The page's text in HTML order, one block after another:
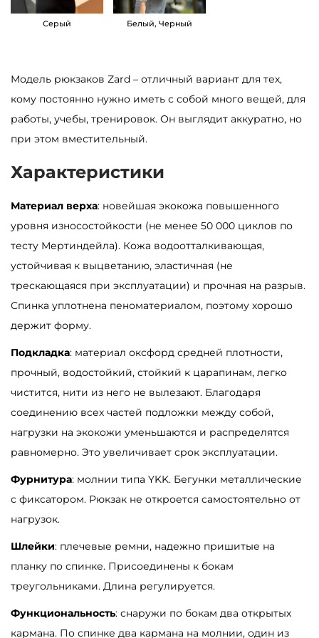
S
b
a
g
Z
r
в
ы
й
Серый Белый, Черный
Модель рюкзаков Zard – отличный вариант для тех,
кому постоянно нужно иметь с собой много вещей, для
работы, учебы, тренировок. Он выглядит аккуратно, но
при этом вместительный.
Характеристики
Материал верха: новейшая экокожа повышенного
уровня износостойкости (не менее 50 000 циклов по
тесту Мертиндейла). Кожа водоотталкивающая,
устойчивая к выцветанию, эластичная (не
трескающаяся при эксплуатации) и прочная на разрыв.
Спинка уплотнена пеноматериалом, поэтому хорошо
держит форму.
Подкладка: материал оксфорд средней плотности,
прочный, водостойкий, стойкий к царапинам, легко
чистится, нити из него не вылезают. Благодаря
соединению всех частей подложки между собой,
нагрузки на экокожи уменьшаются и распределятся
равномерно. Это увеличивает срок эксплуатации.
Фурнитура: молнии типа YKK. Бегунки металлические
с фиксатором. Рюкзак не откроется самостоятельно от
нагрузок.
Шлейки: плечевые ремни, надежно пришитые на
планку по спинке. Присоединены к бокам
треугольниками. Длина регулируется.
Функциональность: снаружи по бокам два открытых
кармана. По спинке два кармана на молнии, один из